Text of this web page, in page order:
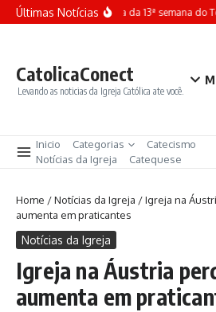
Ir para o conteúdo
Últimas NotíciasTerça-feira da 13ª semana do
CatolicaConect
Levando as noticias da Igreja Católica ate você.
Inicio Categorias
Catecismo
Notícias da Igreja
Catequese
Home /Notícias da Igreja /Igreja na
aumenta em praticantes
Notícias da Igreja
Igreja na Áustria
aumenta em